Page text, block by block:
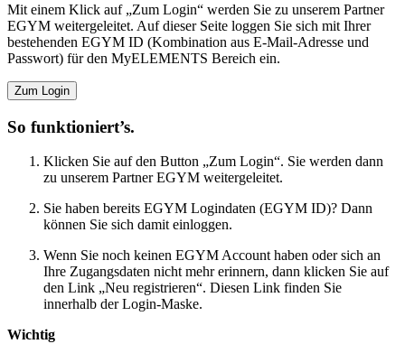
Mit einem Klick auf „Zum Login“ werden Sie zu unserem Partner
EGYM weitergeleitet. Auf dieser Seite loggen Sie sich mit Ihrer
bestehenden EGYM ID (Kombination aus E-Mail-Adresse und
Passwort) für den MyELEMENTS Bereich ein.
Zum Login
So funktioniert’s.
Klicken Sie auf den Button „Zum Login“. Sie werden dann
zu unserem Partner EGYM weitergeleitet.
Sie haben bereits EGYM Logindaten (EGYM ID)? Dann
können Sie sich damit einloggen.
Wenn Sie noch keinen EGYM Account haben oder sich an
Ihre Zugangsdaten nicht mehr erinnern, dann klicken Sie auf
den Link „Neu registrieren“. Diesen Link finden Sie
innerhalb der Login-Maske.
Wichtig